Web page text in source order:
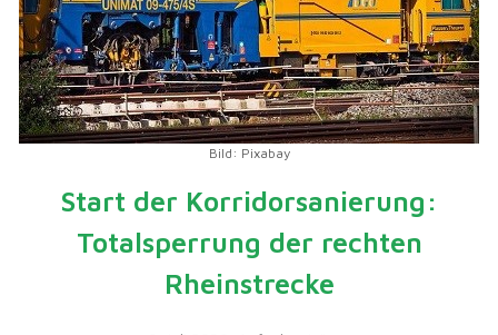
Bild: Pixabay
Start der Korridorsanierung:
Totalsperrung der rechten
Rheinstrecke